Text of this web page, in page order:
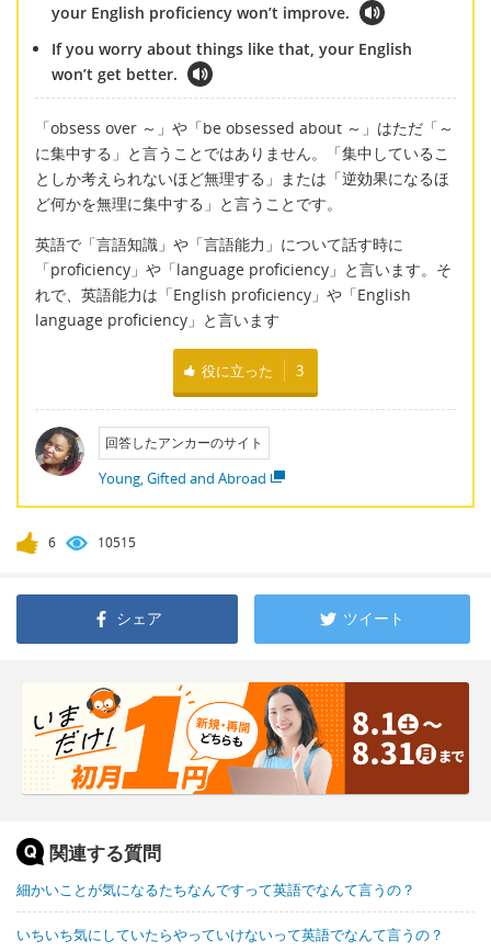
your English proficiency won’t improve.
If you worry about things like that, your English
won’t get better.
「obsess over ～」や「be obsessed about ～」はただ「～
に集中する」と言うことではありません。「集中しているこ
としか考えられないほど無理する」または「逆効果になるほ
ど何かを無理に集中する」と言うことです。
英語で「言語知識」や「言語能力」について話す時に
「proficiency」や「language proficiency」と言います。そ
れで、英語能力は「English proficiency」や「English
language proficiency」と言います
役に立った 3
回答したアンカーのサイト
Young, Gifted and Abroad
6 10515
シェア ツイート
関連する質問
細かいことが気になるたちなんですって英語でなんて言うの？
いちいち気にしていたらやっていけないって英語でなんて言うの？